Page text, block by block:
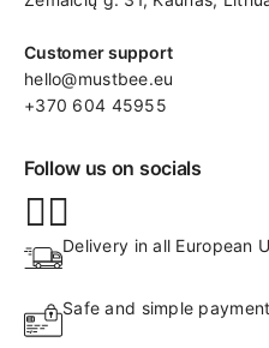
Customer support
hello@mustbee.eu
+370 604 45955
Follow us on socials
Delivery in all European
Safe and simple